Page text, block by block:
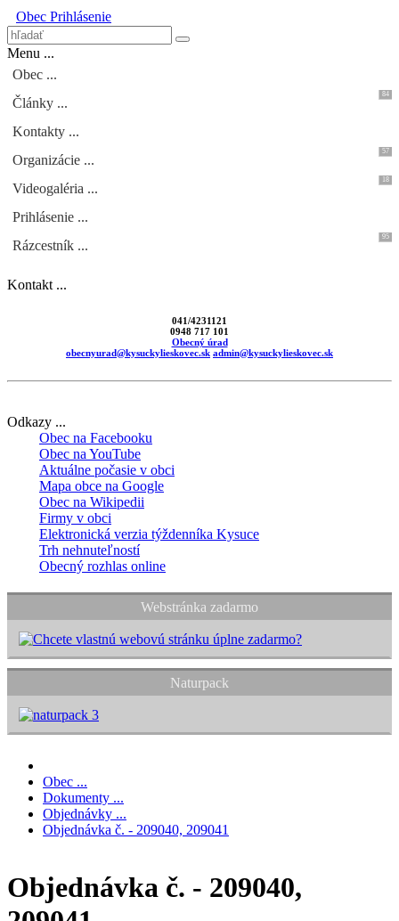
Obec Prihlásenie
Menu ...
Obec ...
Články ...
84
Kontakty ...
Organizácie ...
57
Videogaléria ...
18
Prihlásenie ...
Rázcestník ...
95
Kontakt ...
041/4231121
0948 717 101
Obecný úrad
obecnyurad@kysuckylieskovec.sk admin@kysuckylieskovec.sk
Odkazy ...
Obec na Facebooku
Obec na YouTube
Aktuálne počasie v obci
Mapa obce na Google
Obec na Wikipedii
Firmy v obci
Elektronická verzia týždenníka Kysuce
Trh nehnuteľností
Obecný rozhlas online
Webstránka zadarmo
Naturpack
Obec ...
Dokumenty ...
Objednávky ...
Objednávka č. - 209040, 209041
Objednávka č. - 209040,